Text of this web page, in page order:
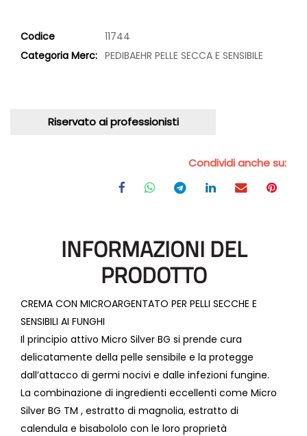
Codice
11744
Categoria Merc: PEDIBAEHR PELLE SECCA E SENSIBILE
Riservato ai professionisti
Condividi anche su:
INFORMAZIONI DEL
PRODOTTO
CREMA CON MICROARGENTATO PER PELLI SECCHE E
SENSIBILI AI FUNGHI
Il principio attivo Micro Silver BG si prende cura
delicatamente della pelle sensibile e la protegge
dall’attacco di germi nocivi e dalle infezioni fungine.
La combinazione di ingredienti eccellenti come Micro
Silver BG TM , estratto di magnolia, estratto di
calendula e bisabololo con le loro proprietà